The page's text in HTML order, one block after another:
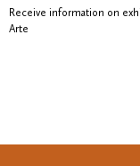
Receive information on
Arte